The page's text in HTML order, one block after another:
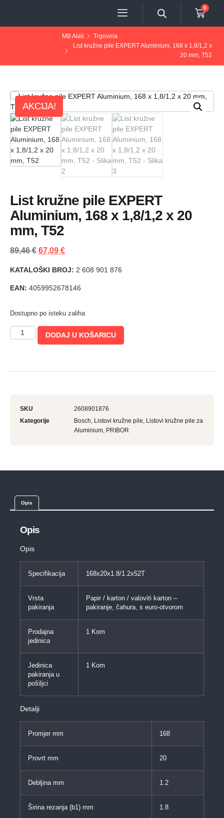
0
MB Alati
Trgovina
List kružne pile EXPERT Aluminium, 168 x 1,8/1,2 x
20 mm, T52
AKCIJA!
List kružne pile EXPERT
Aluminium, 168 x 1,8/1,2 x 20
mm, T52
89,46€ 67,09 €
KATALOŠKI BROJ: 2 608 901 876
EAN: 4059952678146
Dostupno po isteku zaliha
DODAJ U KOŠARICU
SKU
2608901876
Kategorije
Bosch Listovi kružne pile Listovi kružne pile za
Aluminium PRIBOR
Opis
Opis
Opis
Specifikacija 168x20x1.8/1.2x52T
Vrsta
pakiranja
Papir / karton / valoviti karton –
pakiranje, čahura, s euro-otvorom
Prodajna
jedinica
1 Kom
Jedinica
pakiranja u
pošiljci
1 Kom
Detalji
Promjer mm 168
Provrt mm 20
Debljina mm 1.2
Širina rezanja (b1) mm 1.8